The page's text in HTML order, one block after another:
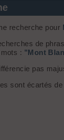
recherche pour
de
: "Mont
pas
sont écartés